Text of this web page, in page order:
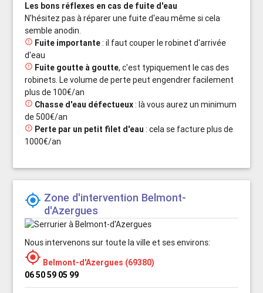
Les bons réflexes en cas de fuite d'eau
N'hésitez pas à réparer une fuite d'eau même si cela
semble anodin.
 Fuite importante: il faut couper le robinet d'arrivée
d'eau
 Fuite goutte à goutte, c'est typiquement le cas des
robinets. Le volume de perte peut engendrer facilement
plus de 100€/an
 Chasse d'eau défectueux: là vous aurez un minimum
de 500€/an
 Perte par un petit filet d'eau : cela se facture plus de
1000€/an
 Zone d'intervention Belmont-
d'Azergues
Nous intervenons sur toute la ville et ses environs:
 Belmont-d'Azergues (69380)
06 50 59 05 99